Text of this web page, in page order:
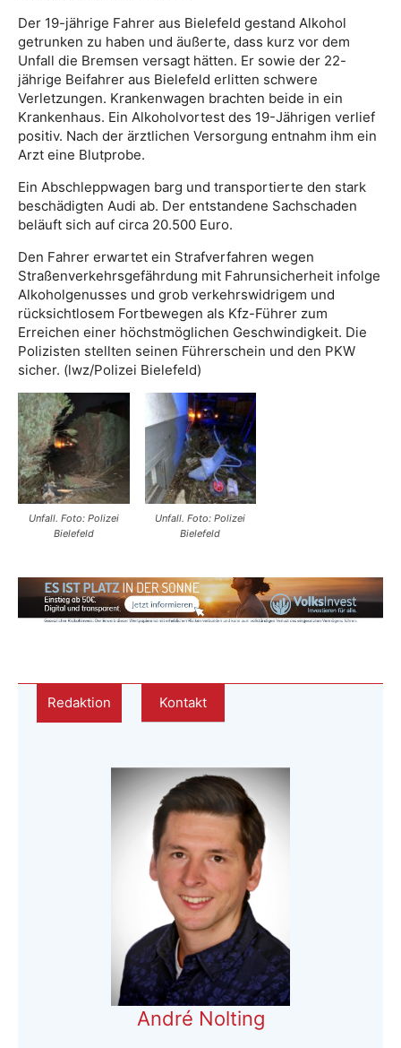
Der 19-jährige Fahrer aus Bielefeld gestand Alkohol
getrunken zu haben und äußerte, dass kurz vor dem
Unfall die Bremsen versagt hätten. Er sowie der 22-
jährige Beifahrer aus Bielefeld erlitten schwere
Verletzungen. Krankenwagen brachten beide in ein
Krankenhaus. Ein Alkoholvortest des 19-Jährigen verlief
positiv. Nach der ärztlichen Versorgung entnahm ihm ein
Arzt eine Blutprobe.
Ein Abschleppwagen barg und transportierte den stark
beschädigten Audi ab. Der entstandene Sachschaden
beläuft sich auf circa 20.500 Euro.
Den Fahrer erwartet ein Strafverfahren wegen
Straßenverkehrsgefährdung mit Fahrunsicherheit infolge
Alkoholgenusses und grob verkehrswidrigem und
rücksichtlosem Fortbewegen als Kfz-Führer zum
Erreichen einer höchstmöglichen Geschwindigkeit. Die
Polizisten stellten seinen Führerschein und den PKW
sicher. (lwz/Polizei Bielefeld)
Unfall. Foto: Polizei
Bielefeld
Unfall. Foto: Polizei
Bielefeld
Redaktion Kontakt
André Nolting